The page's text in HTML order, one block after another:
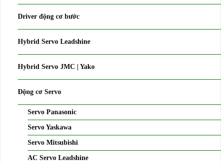
Driver động cơ bước
Hybrid Servo Leadshine
Hybrid Servo JMC | Yako
Động cơ Servo
Servo Panasonic
Servo Yaskawa
Servo Mitsubishi
AC Servo Leadshine